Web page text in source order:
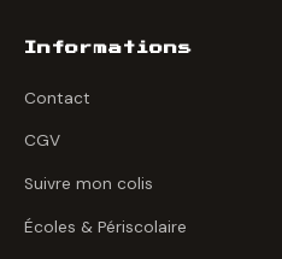
Informations
Contact
CGV
Suivre mon colis
Écoles & Périscolaire